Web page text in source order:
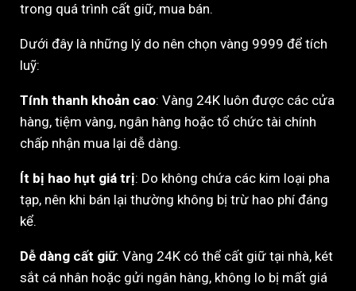
trong quá trình cất giữ, mua bán.
Dưới đây là những lý do nên chọn vàng 9999 để tích
luỹ:
Tính thanh khoản cao: Vàng 24K luôn được các cửa
hàng, tiệm vàng, ngân hàng hoặc tổ chức tài chính
chấp nhận mua lại dễ dàng.
Ít bị hao hụt giá trị: Do không chứa các kim loại pha
tạp, nên khi bán lại thường không bị trừ hao phí đáng
kể.
Dễ dàng cất giữ: Vàng 24K có thể cất giữ tại nhà, két
sắt cá nhân hoặc gửi ngân hàng, không lo bị mất giá